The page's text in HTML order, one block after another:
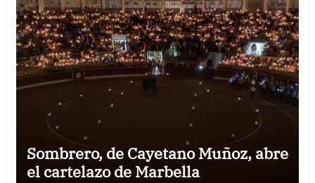
Sombrero, de Cayetano Muñoz, abre
el cartelazo de Marbella